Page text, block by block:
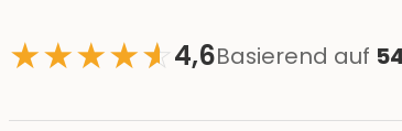
★★★★☆
★ 4,6Basierend auf